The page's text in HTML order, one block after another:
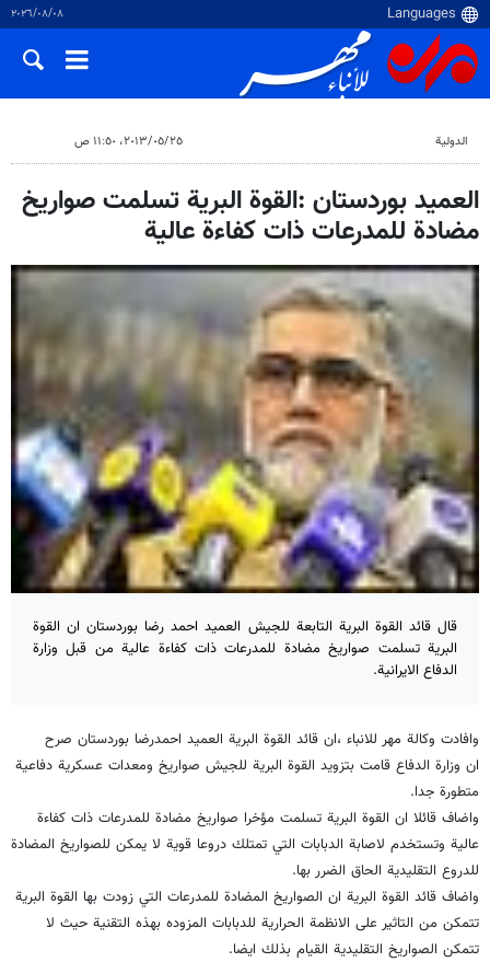
٠٨‏/٠٨‏/٢٠٢٦
الدولية ٢٥‏/٠٥‏/٢٠١٣، ١١:٥٠ ص
العميد بوردستان :القوة البرية تسلمت صواريخ
مضادة للمدرعات ذات كفاءة عالية
قال قائد القوة البرية التابعة للجيش العميد احمد رضا بوردستان ان القوة
البرية تسلمت صواريخ مضادة للمدرعات ذات كفاءة عالية من قبل وزارة
الدفاع الايرانية.
وافادت وكالة مهر للانباء ،ان قائد القوة البرية العميد احمدرضا بوردستان صرح
ان وزارة الدفاع قامت بتزويد القوة البرية للجيش صواريخ ومعدات عسكرية دفاعية
متطورة جدا.
واضاف قائلا ان القوة البرية تسلمت مؤخرا صواريخ مضادة للمدرعات ذات كفاءة
عالية وتستخدم لاصابة الدبابات التي تمتلك دروعا قوية لا يمكن للصواريخ المضادة
للدروع التقليدية الحاق الضرر بها.
واضاف قائد القوة البرية ان الصواريخ المضادة للمدرعات التي زودت بها القوة البرية
تتمكن من التاثير على الانظمة الحرارية للدبابات المزوده بهذه التقنية حيث لا
تتمكن الصواريخ التقليدية القيام بذلك ايضا.